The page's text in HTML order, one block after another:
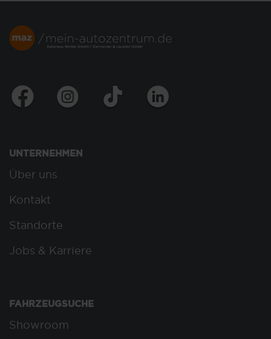
UNTERNEHMEN
Über uns
Kontakt
Standorte
Jobs & Karriere
FAHRZEUGSUCHE
Showroom